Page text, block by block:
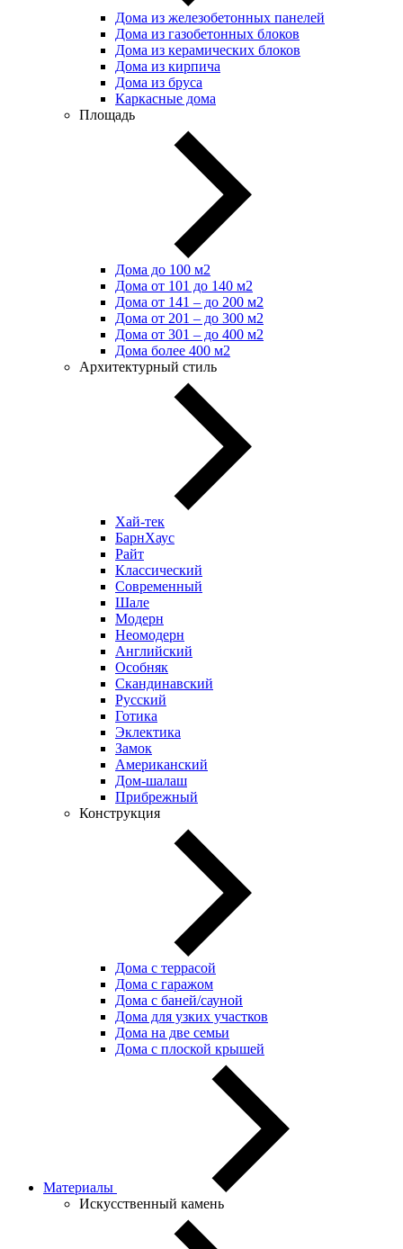
Дома из железобетонных панелей
Дома из газобетонных блоков
Дома из керамических блоков
Дома из кирпича
Дома из бруса
Каркасные дома
Площадь
Дома до 100 м2
Дома от 101 до 140 м2
Дома от 141 – до 200 м2
Дома от 201 – до 300 м2
Дома от 301 – до 400 м2
Дома более 400 м2
Архитектурный стиль
Хай-тек
БарнХаус
Райт
Классический
Современный
Шале
Модерн
Неомодерн
Английский
Особняк
Скандинавский
Русский
Готика
Эклектика
Замок
Американский
Дом-шалаш
Прибрежный
Конструкция
Дома с террасой
Дома с гаражом
Дома с баней/сауной
Дома для узких участков
Дома на две семьи
Дома с плоской крышей
Материалы
Искусственный камень